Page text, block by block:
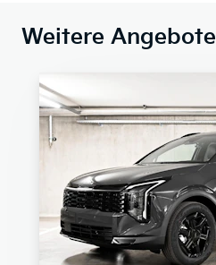
Weitere Angebote